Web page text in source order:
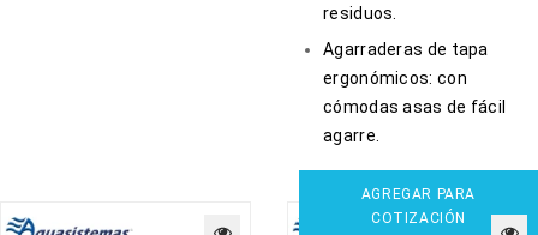
residuos.
Agarraderas de tapa
ergonómicos: con
cómodas asas de fácil
agarre.
AGREGAR PARA
COTIZACIÓN